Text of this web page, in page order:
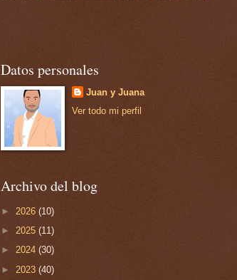
Datos personales
Juan y Juana
Ver todo mi perfil
Archivo del blog
► 2026 (10)
► 2025 (11)
► 2024 (30)
► 2023 (40)